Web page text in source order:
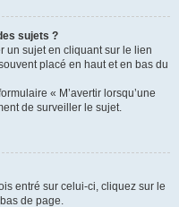
sujets ?
un sujet en cliquant sur le lien
placé en haut et en bas du
« M’avertir lorsqu’une
de surveiller le sujet.
entré sur celui-ci, cliquez sur le
de page.